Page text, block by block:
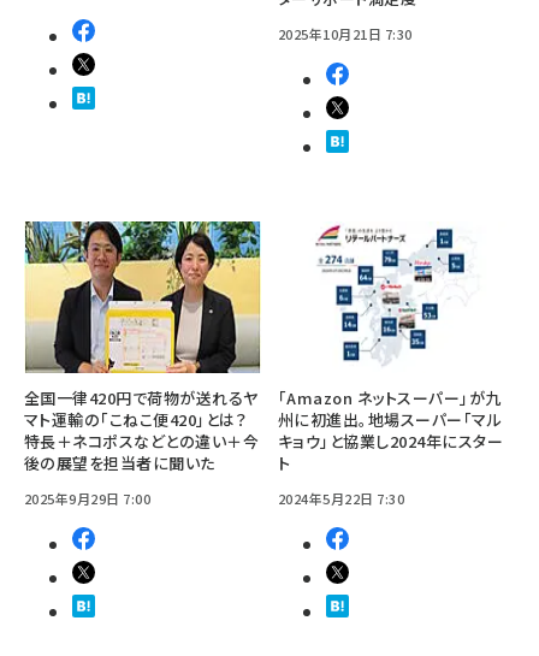
2025年10月21日 7:30
全国一律420円で荷物が送れるヤ
マト運輸の「こねこ便420」とは？
特長＋ネコポスなどとの違い＋今
後の展望を担当者に聞いた
2025年9月29日 7:00
「Amazon ネットスーパー」が九
州に初進出。地場スーパー「マル
キョウ」と協業し2024年にスター
ト
2024年5月22日 7:30